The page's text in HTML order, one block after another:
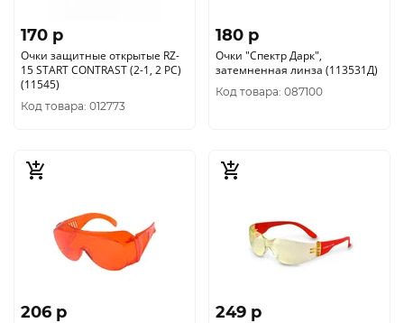
170 p
Очки защитные открытые RZ-
15 START CONTRAST (2-1, 2 PC)
(11545)
Код товара: 012773
180 p
Очки "Спектр Дарк",
затемненная линза (113531Д)
Код товара: 087100
206 p 249 p